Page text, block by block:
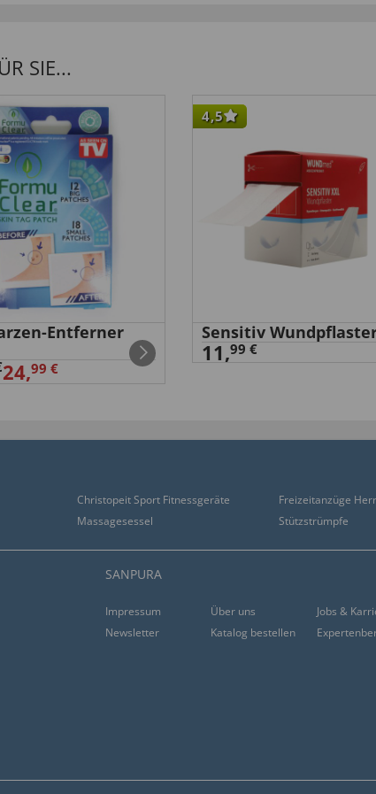
SIE...
Entferner
24,99 €
4,5
Sensitiv
11,99 €
Christopeit Sport Fitnessgeräte Freizeitanzüge
Massagesessel Stützstrümpfe
SANPURA
Impressum Über uns
Jobs &
Newsletter
Katalog bestellen